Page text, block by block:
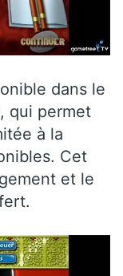
dans le
qui permet
à la
Cet
et le